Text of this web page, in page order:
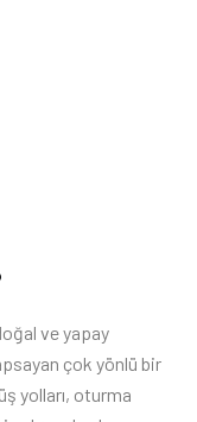
ve yapay
çok yönlü bir
yolları, oturma